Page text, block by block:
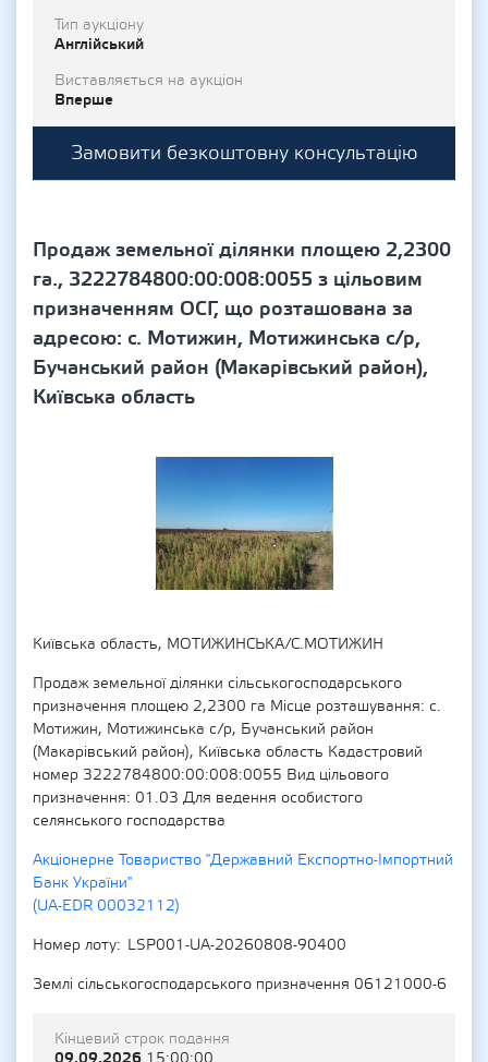
Тип аукціону
Англійський
Виставляється на аукціон
Вперше
Замовити безкоштовну консультацію
Продаж земельної ділянки площею 2,2300
га., 3222784800:00:008:0055 з цільовим
призначенням ОСГ, що розташована за
адресою: с. Мотижин, Мотижинська с/р,
Бучанський район (Макарівський район),
Київська область
Київська область, МОТИЖИНСЬКА/С.МОТИЖИН
Продаж земельної ділянки сільськогосподарського
призначення площею 2,2300 га Місце розташування: с.
Мотижин, Мотижинська с/р, Бучанський район
(Макарівський район), Київська область Кадастровий
номер 3222784800:00:008:0055 Вид цільового
призначення: 01.03 Для ведення особистого
селянського господарства
Акціонерне Товариство "Державний Експортно-Імпортний
Банк України"
(UA-EDR 00032112)
Номер лоту
LSP001-UA-20260808-90400
Землі сільськогосподарського призначення 06121000-6
Кінцевий строк подання